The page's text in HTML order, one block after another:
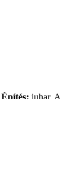
Építés: juhar. A